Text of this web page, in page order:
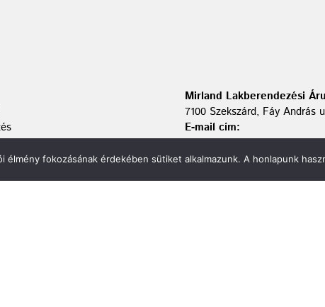
Mirland Lakberendezési
7100 Szekszárd, Fáy András
E-mail cím:
webmirland@gmail.com
Nyitvatartás:
élmény fokozásának érdekében sütiket alkalmazunk. A honlapunk